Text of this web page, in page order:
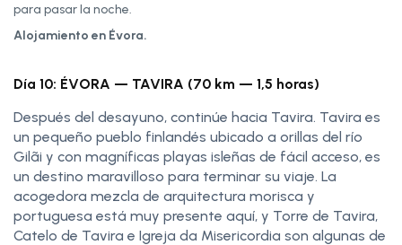
para pasar la noche.
Alojamiento en Évora.
Día 10: ÉVORA — TAVIRA (70 km — 1,5 horas)
Después del desayuno, continúe hacia Tavira. Tavira es
un pequeño pueblo finlandés ubicado a orillas del río
Gilãi y con magníficas playas isleñas de fácil acceso, es
un destino maravilloso para terminar su viaje. La
acogedora mezcla de arquitectura morisca y
portuguesa está muy presente aquí, y Torre de Tavira,
Catelo de Tavira e Igreja da Misericordia son algunas de